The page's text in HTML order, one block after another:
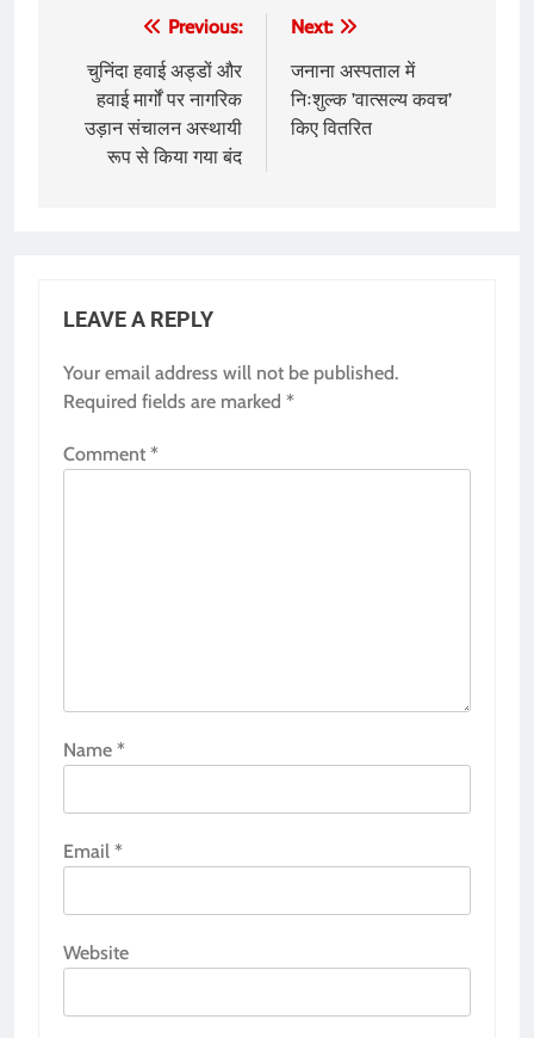
navigation
Previous:
चुनिंदा हवाई अड्डों और
हवाई मार्गों पर नागरिक
उड़ान संचालन अस्थायी
रूप से किया गया बंद
Next:
जनाना अस्पताल में
निःशुल्क ’वात्सल्य कवच’
किए वितरित
LEAVE A REPLY
Your email address will not be published.
Required fields are marked *
Comment *
Name *
Email *
Website